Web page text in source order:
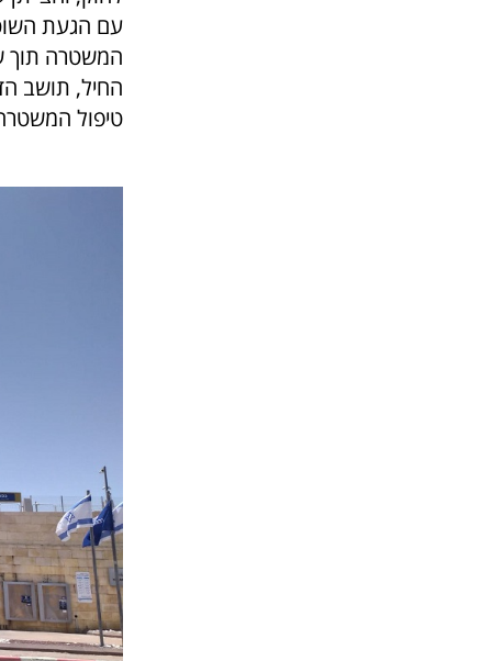
עם הגעת
המשטרה תוך
טיפול